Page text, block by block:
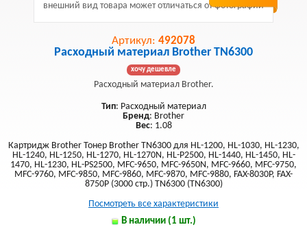
внешний вид товара может отличаться от фотографии
Артикул: 492078
Расходный материал Brother TN6300
хочу дешевле
Расходный материал Brother.
Тип: Расходный материал
Бренд: Brother
Вес: 1.08
Картридж Brother Тонер Brother TN6300 для HL-1200, HL-1030, HL-1230,
HL-1240, HL-1250, HL-1270, HL-1270N, HL-P2500, HL-1440, HL-1450, HL-
1470, HL-1230, HL-PS2500, MFC-9650, MFC-9650N, MFC-9660, MFC-9750,
MFC-9760, MFC-9850, MFC-9860, MFC-9870, MFC-9880, FAX-8030P, FAX-
8750P (3000 стр.) TN6300 (TN6300)
Посмотреть все характеристики
В наличии (1 шт.)